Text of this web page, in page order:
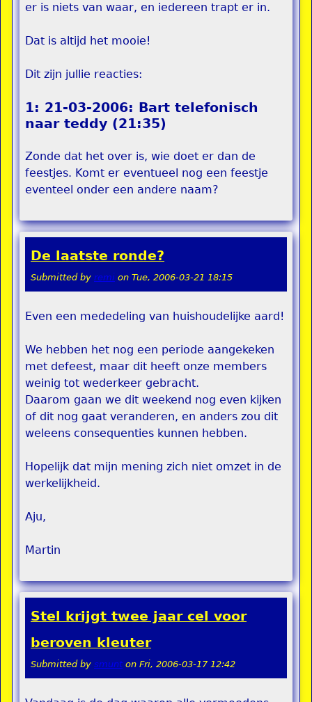
er is niets van waar, en iedereen trapt er in.
Dat is altijd het mooie!
Dit zijn jullie reacties:
1: 21-03-2006: Bart telefonisch
naar teddy (21:35)
Zonde dat het over is, wie doet er dan de
feestjes. Komt er eventueel nog een feestje
eventeel onder een andere naam?
De laatste ronde?
Submitted by remi on Tue, 2006-03-21 18:15
Even een mededeling van huishoudelijke aard!
We hebben het nog een periode aangekeken
met defeest, maar dit heeft onze members
weinig tot wederkeer gebracht.
Daarom gaan we dit weekend nog even kijken
of dit nog gaat veranderen, en anders zou dit
weleens consequenties kunnen hebben.
Hopelijk dat mijn mening zich niet omzet in de
werkelijkheid.
Aju,
Martin
Stel krijgt twee jaar cel voor
beroven kleuter
Submitted by smunton Fri, 2006-03-17 12:42